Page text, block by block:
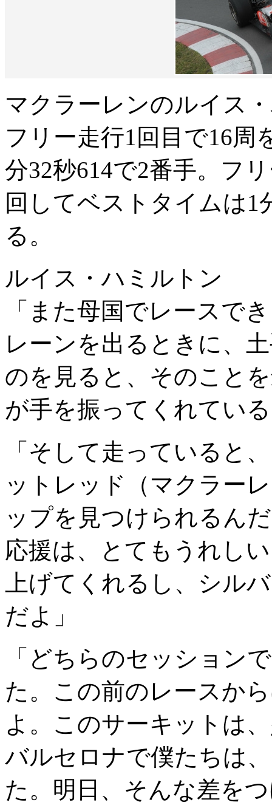
マクラーレンのルイス
フリー走行1回目で16周
分32秒614で2番手。フ
回してベストタイムは1
る。
ルイス・ハミルトン
「また母国でレースで
レーンを出るときに、
のを見ると、そのこと
が手を振ってくれてい
「そして走っていると
ットレッド（マクラー
ップを見つけられるん
応援は、とてもうれし
上げてくれるし、シル
だよ」
「どちらのセッション
た。この前のレースか
よ。このサーキットは
バルセロナで僕たちは
た。明日、そんな差を